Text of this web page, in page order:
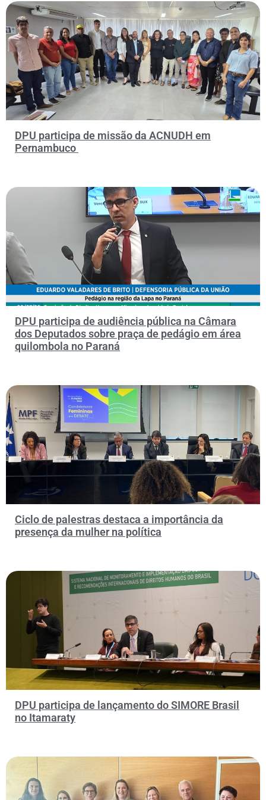
DPU participa de missão da ACNUDH em
Pernambuco
DPU participa de audiência pública na Câmara
dos Deputados sobre praça de pedágio em área
quilombola no Paraná
Ciclo de palestras destaca a importância da
presença da mulher na política
DPU participa de lançamento do SIMORE Brasil
no Itamaraty